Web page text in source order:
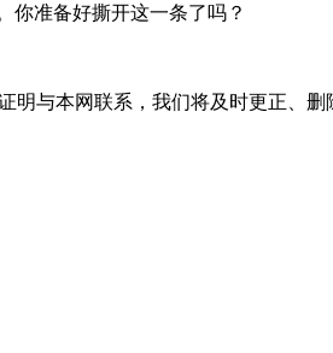
你准备好撕开这一条了吗？
与本网联系，我们将及时更正、删